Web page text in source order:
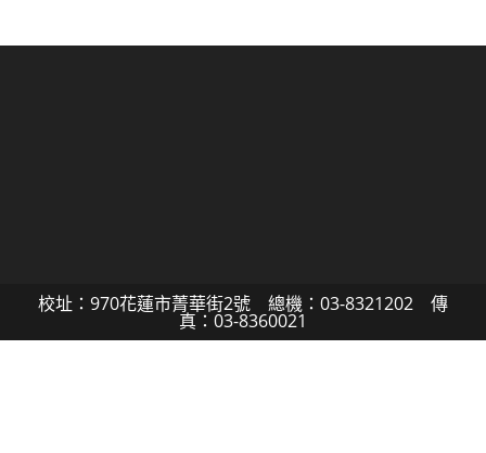
校址：970花蓮市菁華街2號 總機：03-8321202 傳
真：03-8360021